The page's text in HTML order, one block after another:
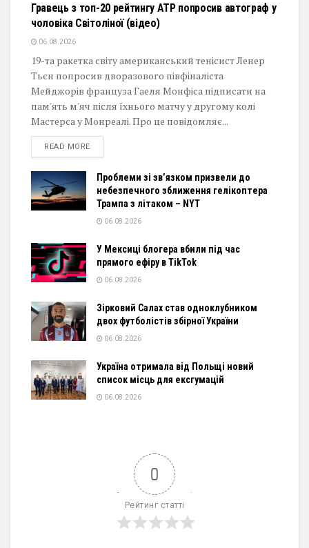
Гравець з топ-20 рейтингу ATP попросив автограф у
чоловіка Світоліної (відео)
06.08.2026
19-та ракетка світу американський тенісист Ленер
Тьєн попросив дворазового півфіналіста
Мейджорів француза Гаеля Монфіса підписати на
пам'ять м'яч після їхнього матчу у другому колі
Мастерса у Монреалі. Про це повідомляє...
READ MOREDETAILS
Проблеми зі зв’язком призвели до
небезпечного зближення гелікоптера
Трампа з літаком – NYT
06.08.2026
У Мексиці блогера вбили під час
прямого ефіру в TikTok
06.08.2026
Зірковий Салах став одноклубником
двох футболістів збірної України
06.08.2026
Україна отримала від Польщі новий
список місць для ексгумацій
06.08.2026
0
Рейтинг статті